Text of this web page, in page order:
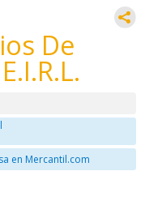
De
en Mercantil.com